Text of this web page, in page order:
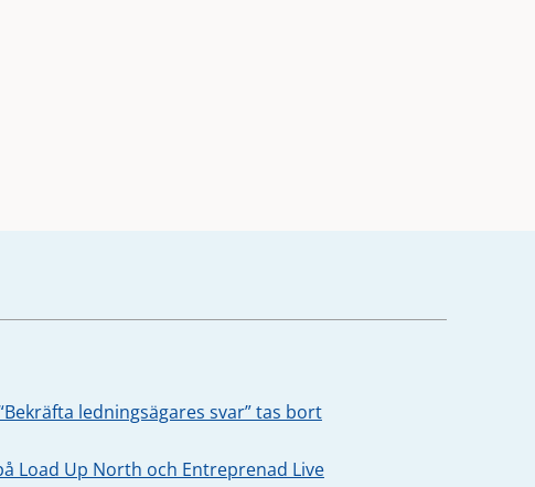
ledningsägares svar” tas bort
Load Up North och Entreprenad Live